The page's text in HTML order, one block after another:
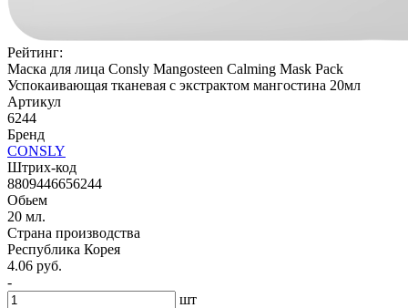
Рейтинг:
Маска для лица Consly Mangosteen Calming Mask Pack
Успокаивающая тканевая с экстрактом мангостина 20мл
Артикул
6244
Бренд
CONSLY
Штрих-код
8809446656244
Обьем
20 мл.
Страна производства
Республика Корея
4.06 руб.
-
шт